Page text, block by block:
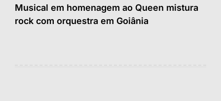
Musical em homenagem ao Queen mistura
rock com orquestra em Goiânia